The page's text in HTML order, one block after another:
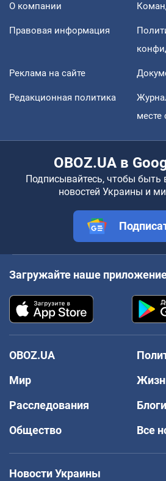
О компании
Правовая информация
Реклама на сайте
Редакционная политика
месте
OBOZ.UA в
Подписывайтесь, чтобы быть
новостей Украины и
Загружайте наше
OBOZ.UA
Мир
Расследования
Блоги
Общество
Все
Новости Украины